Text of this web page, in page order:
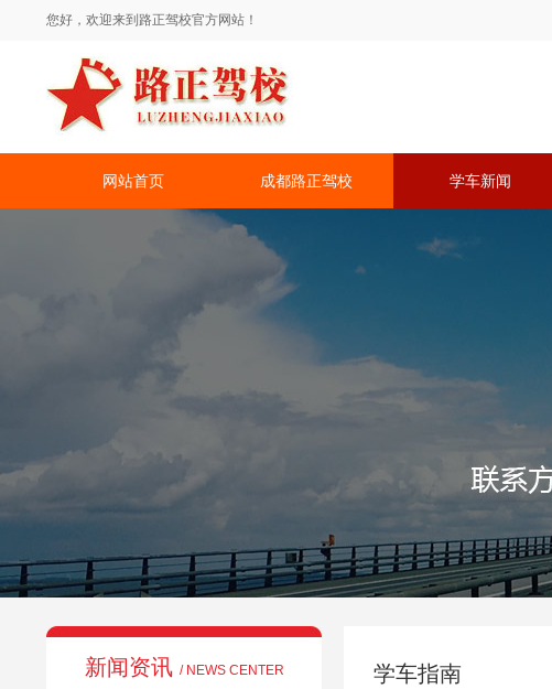
您好，欢迎来到路正驾校官方网站！
网站首页 成都路正驾校 学车新闻
新闻资讯 / NEWS CENTER 学车指南